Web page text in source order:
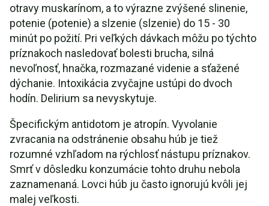
otravy muskarínom, a to výrazne zvýšené slinenie,
potenie (potenie) a slzenie (slzenie) do 15 - 30
minút po požití. Pri veľkých dávkach môžu po týchto
príznakoch nasledovať bolesti brucha, silná
nevoľnosť, hnačka, rozmazané videnie a sťažené
dýchanie. Intoxikácia zvyčajne ustúpi do dvoch
hodín. Delirium sa nevyskytuje.
Špecifickým antidotom je atropín. Vyvolanie
zvracania na odstránenie obsahu húb je tiež
rozumné vzhľadom na rýchlosť nástupu príznakov.
Smrť v dôsledku konzumácie tohto druhu nebola
zaznamenaná. Lovci húb ju často ignorujú kvôli jej
malej veľkosti.